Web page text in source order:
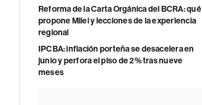
Reforma de la Carta Orgánica del BCRA: qué
propone Milei y lecciones de la experiencia
regional
IPCBA: inflación porteña se desacelera en
junio y perfora el piso de 2% tras nueve
meses